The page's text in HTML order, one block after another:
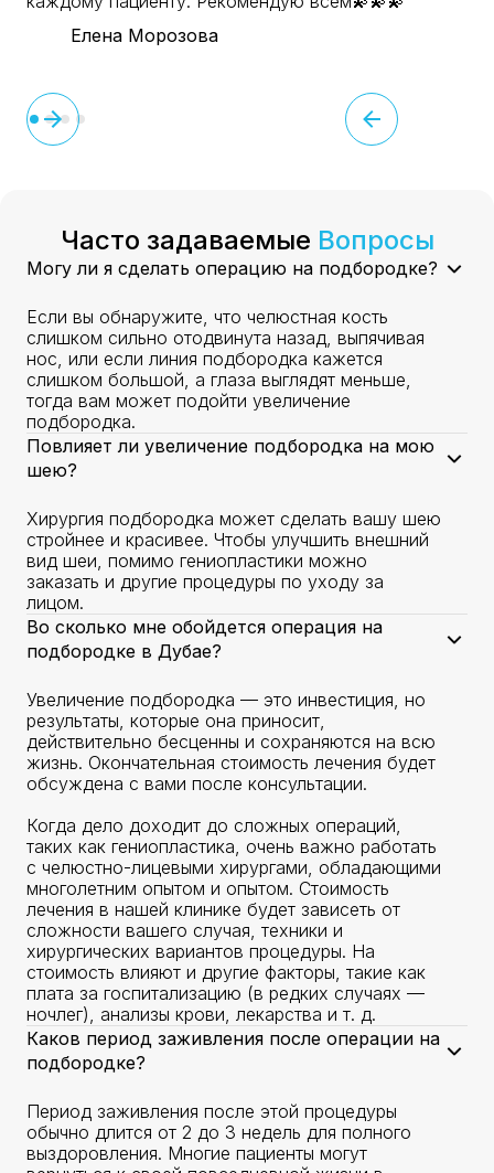
Елена Морозова
Часто задаваемые Вопросы
Могу ли я сделать операцию на подбородке?
Если вы обнаружите, что челюстная кость
слишком сильно отодвинута назад, выпячивая
нос, или если линия подбородка кажется
слишком большой, а глаза выглядят меньше,
тогда вам может подойти увеличение
подбородка.
Повлияет ли увеличение подбородка на мою
шею?
Хирургия подбородка может сделать вашу шею
стройнее и красивее. Чтобы улучшить внешний
вид шеи, помимо гениопластики можно
заказать и другие процедуры по уходу за
лицом.
Во сколько мне обойдется операция на
подбородке в Дубае?
Увеличение подбородка — это инвестиция, но
результаты, которые она приносит,
действительно бесценны и сохраняются на всю
жизнь. Окончательная стоимость лечения будет
обсуждена с вами после консультации.
Когда дело доходит до сложных операций,
таких как гениопластика, очень важно работать
с челюстно-лицевыми хирургами, обладающими
многолетним опытом и опытом. Стоимость
лечения в нашей клинике будет зависеть от
сложности вашего случая, техники и
хирургических вариантов процедуры. На
стоимость влияют и другие факторы, такие как
плата за госпитализацию (в редких случаях —
ночлег), анализы крови, лекарства и т. д.
Каков период заживления после операции на
подбородке?
Период заживления после этой процедуры
обычно длится от 2 до 3 недель для полного
выздоровления. Многие пациенты могут